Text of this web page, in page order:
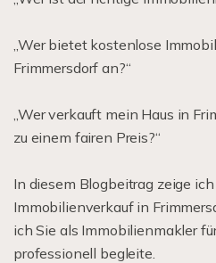
„Wer bietet kostenlose
Frimmersdorf an?“
„Wer verkauft mein Haus in
zu einem fairen Preis?“
In diesem Blogbeitrag zeige
Immobilienverkauf in
ich Sie als Immobilienmakler
professionell begleite.